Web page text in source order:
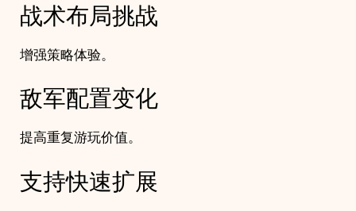
战术布局挑战
增强策略体验。
敌军配置变化
提高重复游玩价值。
支持快速扩展